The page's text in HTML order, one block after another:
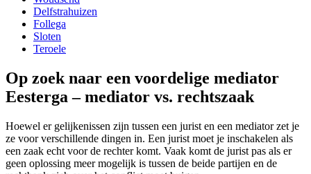
Delfstrahuizen
Follega
Sloten
Teroele
Op zoek naar een voordelige mediator
Eesterga – mediator vs. rechtszaak
Hoewel er gelijkenissen zijn tussen een jurist en een mediator zet je
ze voor verschillende dingen in. Een jurist moet je inschakelen als
een zaak echt voor de rechter komt. Vaak komt de jurist pas als er
geen oplossing meer mogelijk is tussen de beide partijen en de